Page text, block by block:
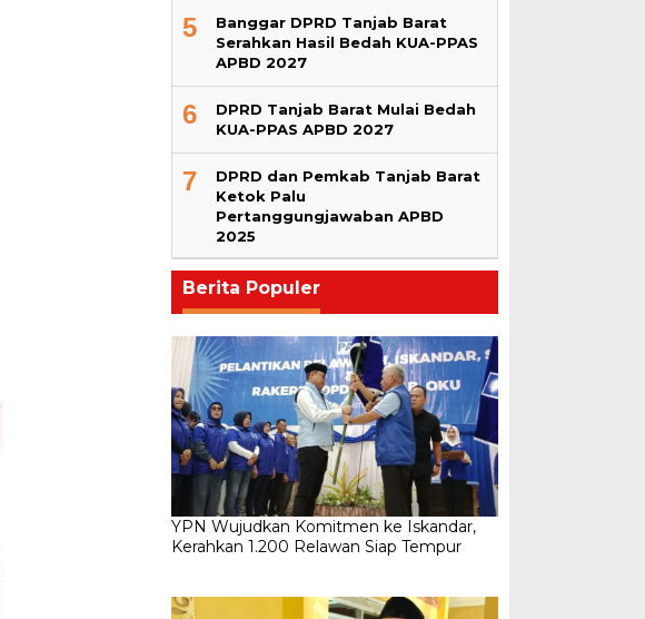
5
Banggar DPRD Tanjab Barat
Serahkan Hasil Bedah KUA-PPAS
APBD 2027
6
DPRD Tanjab Barat Mulai Bedah
KUA-PPAS APBD 2027
7
DPRD dan Pemkab Tanjab Barat
Ketok Palu
Pertanggungjawaban APBD
2025
Berita Populer
YPN Wujudkan Komitmen ke Iskandar,
Kerahkan 1.200 Relawan Siap Tempur